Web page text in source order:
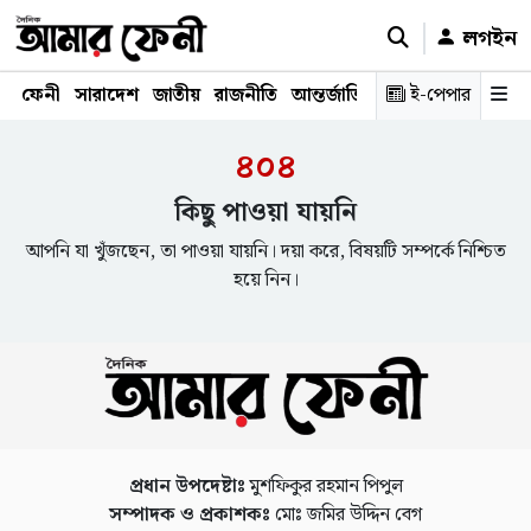
লগইন
ফেনী সারাদেশ জাতীয় রাজনীতি আন্তর্জাতিক অর্থনীতি
ই-পেপার
৪০৪
কিছু পাওয়া যায়নি
আপনি যা খুঁজছেন, তা পাওয়া যায়নি। দয়া করে, বিষয়টি সম্পর্কে নিশ্চিত
হয়ে নিন।
প্রধান উপদেষ্টাঃমুশফিকুর রহমান পিপুল
সম্পাদক ও প্রকাশকঃ মোঃ জমির উদ্দিন বেগ